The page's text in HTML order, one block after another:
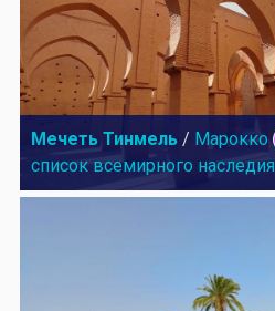
Мечеть Тинмель / Марокко
список всемирного наследия